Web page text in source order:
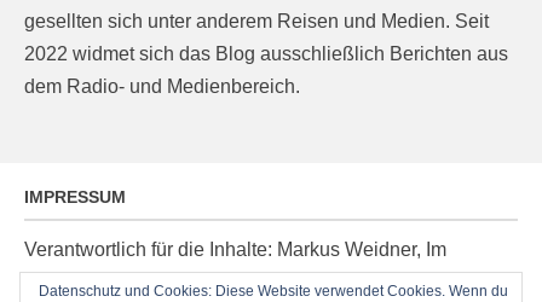
gesellten sich unter anderem Reisen und Medien. Seit
2022 widmet sich das Blog ausschließlich Berichten aus
dem Radio- und Medienbereich.
IMPRESSUM
Verantwortlich für die Inhalte: Markus Weidner, Im
Ziegelacker 20, D-63599 Biebergemünd, E-Mail:
Datenschutz und Cookies: Diese Website verwendet Cookies. Wenn du